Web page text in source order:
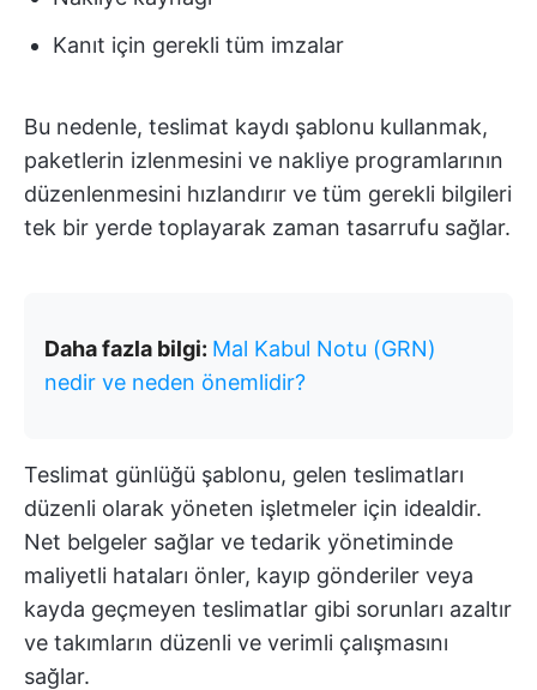
Kanıt için gerekli tüm imzalar
Bu nedenle, teslimat kaydı şablonu kullanmak,
paketlerin izlenmesini ve nakliye programlarının
düzenlenmesini hızlandırır ve tüm gerekli bilgileri
tek bir yerde toplayarak zaman tasarrufu sağlar.
Daha fazla bilgi: Mal Kabul Notu (GRN)
nedir ve neden önemlidir?
Teslimat günlüğü şablonu, gelen teslimatları
düzenli olarak yöneten işletmeler için idealdir.
Net belgeler sağlar ve tedarik yönetiminde
maliyetli hataları önler, kayıp gönderiler veya
kayda geçmeyen teslimatlar gibi sorunları azaltır
ve takımların düzenli ve verimli çalışmasını
sağlar.